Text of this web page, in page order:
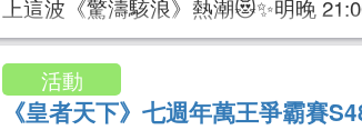
上這波《驚濤駭浪》熱潮😻✨明晚
【直播時間】8/7(五) 21:00~22:00📺【
wakool.net/42iM📣【加入喵國無雙DC
C：https://discord.gg/
活動
《皇者天下》七週年萬王爭霸賽